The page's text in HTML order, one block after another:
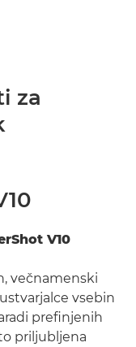
za
V10
večnamenski
vsebin
prefinjenih
priljubljena